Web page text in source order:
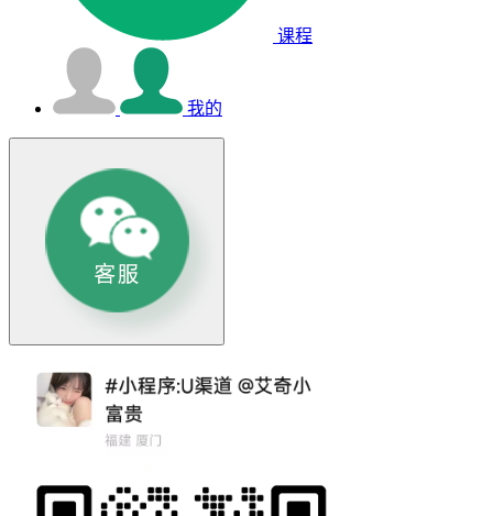
课程
我的